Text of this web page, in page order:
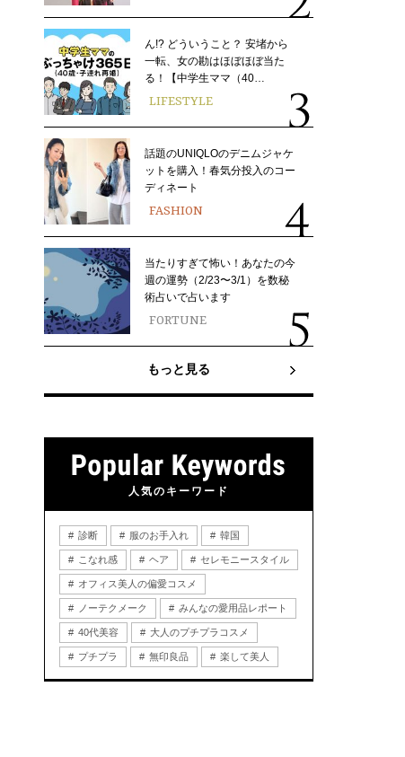
ん!? どういうこと？ 安堵から
一転、女の勘はほぼほぼ当た
る！【中学生ママ（40…
LIFESTYLE
話題のUNIQLOのデニムジャケ
ットを購入！春気分投入のコー
ディネート
FASHION
当たりすぎて怖い！あなたの今
週の運勢（2/23〜3/1）を数秘
術占いで占います
FORTUNE
もっと見る
人気のキーワード
診断 服のお手入れ 韓国
こなれ感 ヘア セレモニースタイル
オフィス美人の偏愛コスメ
ノーテクメーク みんなの愛用品レポート
40代美容 大人のプチプラコスメ
プチプラ 無印良品 楽して美人